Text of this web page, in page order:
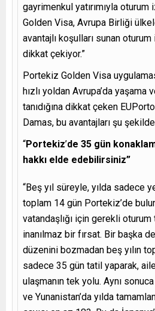
gayrimenkul yatırımıyla
Golden Visa, Avrupa Birliği
avantajlı koşulları sunan
dikkat çekiyor.”
Portekiz Golden Visa
hızlı yoldan Avrupa’da yaşama
tanıdığına dikkat çeken
Damas, bu avantajları şu şekilde
“Portekiz’de 35 gün
hakkı elde edebilirsiniz”
“Beş yıl süreyle, yılda sadece
toplam 14 gün Portekiz’de
vatandaşlığı için gerekli
inanılmaz bir fırsat. Bir başka
düzenini bozmadan beş yılın
sadece 35 gün tatil yaparak,
ulaşmanın tek yolu. Aynı
ve Yunanistan’da yılda